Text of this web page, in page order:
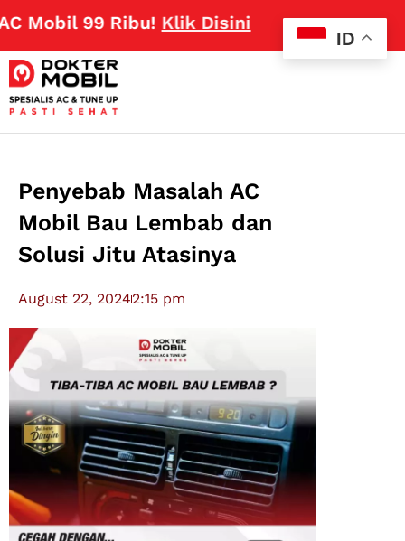
99 Ribu!Klik Disini
Penyebab Masalah AC
Mobil Bau Lembab dan
Solusi Jitu Atasinya
August 22, 20242:15 pm
ID